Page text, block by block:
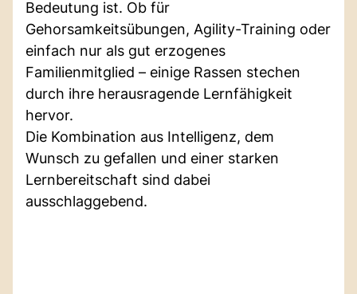
Bedeutung ist. Ob für
Gehorsamkeitsübungen, Agility-Training oder
einfach nur als gut erzogenes
Familienmitglied – einige Rassen stechen
durch ihre herausragende Lernfähigkeit
hervor.
Die Kombination aus Intelligenz, dem
Wunsch zu gefallen und einer starken
Lernbereitschaft sind dabei
ausschlaggebend.